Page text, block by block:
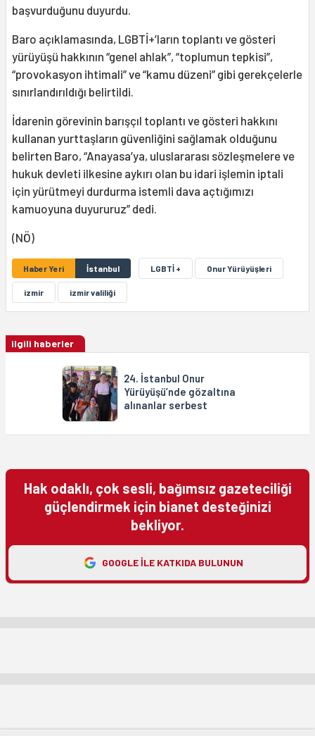
başvurduğunu duyurdu.
Baro açıklamasında, LGBTİ+’ların toplantı ve gösteri
yürüyüşü hakkının “genel ahlak”, “toplumun tepkisi”,
“provokasyon ihtimali” ve “kamu düzeni” gibi gerekçelerle
sınırlandırıldığı belirtildi.
İdarenin görevinin barışçıl toplantı ve gösteri hakkını
kullanan yurttaşların güvenliğini sağlamak olduğunu
belirten Baro, “Anayasa’ya, uluslararası sözleşmelere ve
hukuk devleti ilkesine aykırı olan bu idari işlemin iptali
için yürütmeyi durdurma istemli dava açtığımızı
kamuoyuna duyururuz” dedi.
(NÖ)
Haber Yeri İstanbul LGBTİ + Onur Yürüyüşleri
izmir izmir valiliği
ilgili haberler
24. İstanbul Onur
Yürüyüşü’nde gözaltına
alınanlar serbest
Hak odaklı, çok sesli, bağımsız gazeteciliği
güçlendirmek için bianet desteğinizi
bekliyor.
GOOGLE ILE KATKIDA BULUNUN